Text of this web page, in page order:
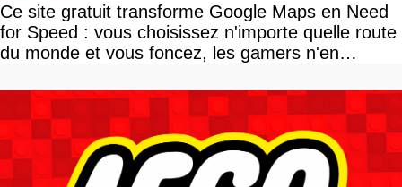
Ce site gratuit transforme Google Maps en Need
for Speed : vous choisissez n'importe quelle route
du monde et vous foncez, les gamers n'en